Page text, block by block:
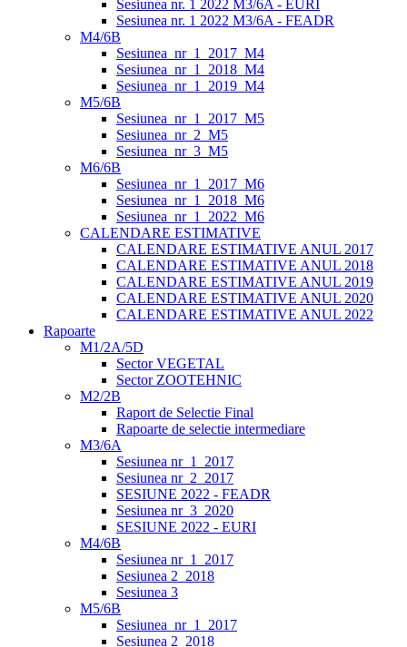
Sesiunea nr. 1 2022 M3/6A - EURI
Sesiunea nr. 1 2022 M3/6A - FEADR
M4/6B
Sesiunea_nr_1_2017_M4
Sesiunea_nr_1_2018_M4
Sesiunea_nr_1_2019_M4
M5/6B
Sesiunea_nr_1_2017_M5
Sesiunea_nr_2_M5
Sesiunea_nr_3_M5
M6/6B
Sesiunea_nr_1_2017_M6
Sesiunea_nr_1_2018_M6
Sesiunea_nr_1_2022_M6
CALENDARE ESTIMATIVE
CALENDARE ESTIMATIVE ANUL 2017
CALENDARE ESTIMATIVE ANUL 2018
CALENDARE ESTIMATIVE ANUL 2019
CALENDARE ESTIMATIVE ANUL 2020
CALENDARE ESTIMATIVE ANUL 2022
Rapoarte
M1/2A/5D
Sector VEGETAL
Sector ZOOTEHNIC
M2/2B
Raport de Selectie Final
Rapoarte de selectie intermediare
M3/6A
Sesiunea nr_1_2017
Sesiunea nr_2_2017
SESIUNE 2022 - FEADR
Sesiunea nr_3_2020
SESIUNE 2022 - EURI
M4/6B
Sesiunea nr_1_2017
Sesiunea 2_2018
Sesiunea 3
M5/6B
Sesiunea_nr_1_2017
Sesiunea 2_2018